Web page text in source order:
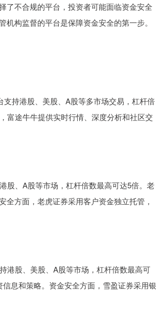
了不合规的平台，投资者可能面临资金安全
构监督的平台是保障资金安全的第一步。
持港股、美股、A股等多市场交易，杠杆倍
富途牛牛提供实时行情、深度分析和社区交
股、A股等市场，杠杆倍数最高可达5倍。老
方面，老虎证券采用客户资金独立托管，
港股、美股、A股等市场，杠杆倍数最高可
息和策略。资金安全方面，雪盈证券采用银